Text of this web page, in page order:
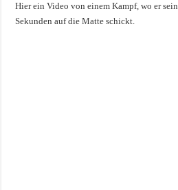
seinen
Boxgegner
nach
Hier ein Video von einem Kampf, wo er
Sekunden auf die Matte schickt.